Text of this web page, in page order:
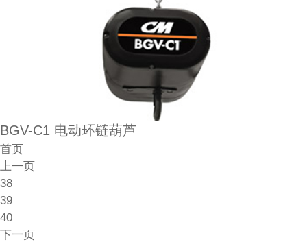
BGV-C1 电动环链葫芦
首页
上一页
38
39
40
下一页